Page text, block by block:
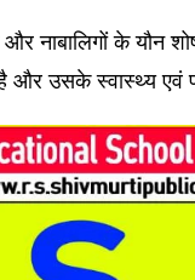
नाबालिगों के यौन
और उसके स्वास्थ्य एवं